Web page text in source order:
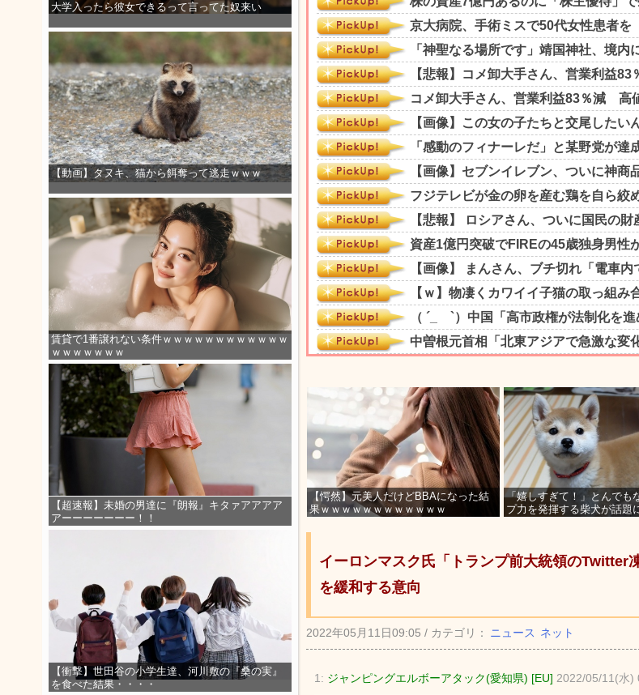
大学入ったら彼女できるって言ってた奴来い
【動画】タヌキ、猫から餌奪って逃走ｗｗｗ
賃貸で1番譲れない条件ｗｗｗｗｗｗｗｗｗｗｗｗ
ｗｗｗｗｗｗｗ
【超速報】未婚の男達に『朗報』キタァアアアア
アーーーーーーー！！
【衝撃】世田谷の小学生達、河川敷の『桑の実』
を食べた結果・・・・
【愕然】元美人だけどBBAになった結
果ｗｗｗｗｗｗｗｗｗｗｗｗ
「嬉しすぎて！」とんでも
プ力を発揮する柴犬が話題
イーロンマスク氏「トランプ前大統領のTwitter
を緩和する意向
2022年05月11日09:05 / カテゴリ： ニュース ネット
1: ジャンピングエルボーアタック(愛知県) [EU] 2022/05/11(水)